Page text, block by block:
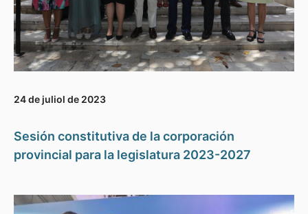
24 de juliol de 2023
Sesión constitutiva de la corporación
provincial para la legislatura 2023-2027